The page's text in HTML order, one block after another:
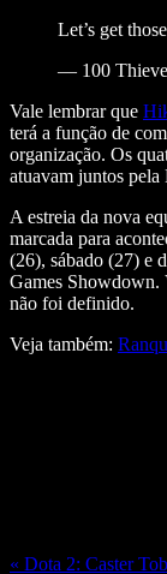
Let’s get
— 100
Vale lembrar que
terá a função de
organização. Os
atuavam juntos
A estreia da nova
marcada para
(26), sábado (27) e
Games Showdown.
não foi definido.
Veja também:
« Dota 2: Caster